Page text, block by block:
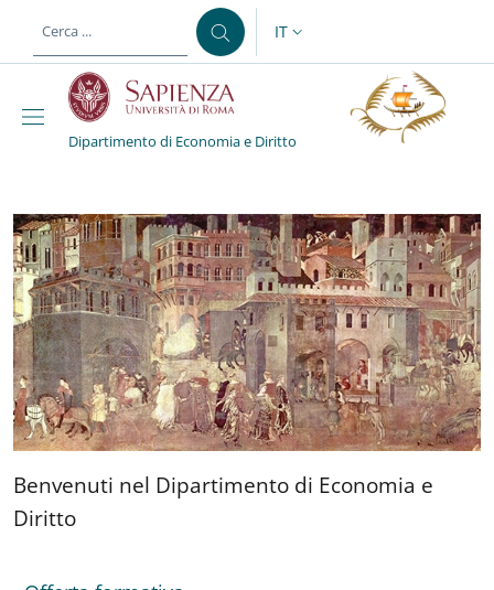
al contenuto principale
SELETTORE LINGUA:
IT
Dipartimento di Economia e Diritto
Benvenuti nel
Benvenuti nel Dipartimento di Economia e
Diritto